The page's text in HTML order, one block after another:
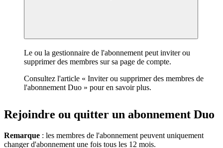
Le ou la gestionnaire de l'abonnement peut inviter ou
supprimer des membres sur sa page de compte.
Consultez l'article « Inviter ou supprimer des membres de
l'abonnement Duo » pour en savoir plus.
Rejoindre ou quitter un abonnement Duo
Remarque : les membres de l'abonnement peuvent uniquement
changer d'abonnement une fois tous les 12 mois.